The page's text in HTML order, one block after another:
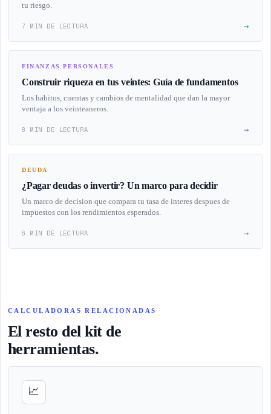
tu riesgo.
7 MIN DE LECTURA →
FINANZAS PERSONALES
Construir riqueza en tus veintes: Guía de fundamentos
Los habitos, cuentas y cambios de mentalidad que dan la mayor
ventaja a los veinteaneros.
8 MIN DE LECTURA →
DEUDA
¿Pagar deudas o invertir? Un marco para decidir
Un marco de decision que compara tu tasa de interes despues de
impuestos con los rendimientos esperados.
6 MIN DE LECTURA →
CALCULADORAS RELACIONADAS
El resto del kit de
herramientas.
📈